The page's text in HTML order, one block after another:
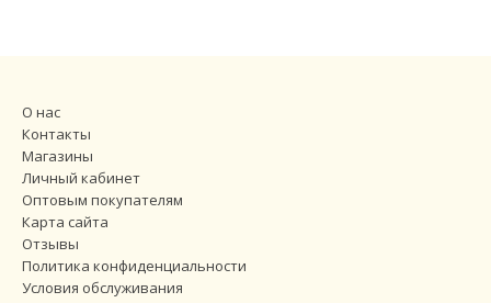
О нас
Контакты
Магазины
Личный кабинет
Оптовым покупателям
Карта сайта
Отзывы
Политика конфиденциальности
Условия обслуживания